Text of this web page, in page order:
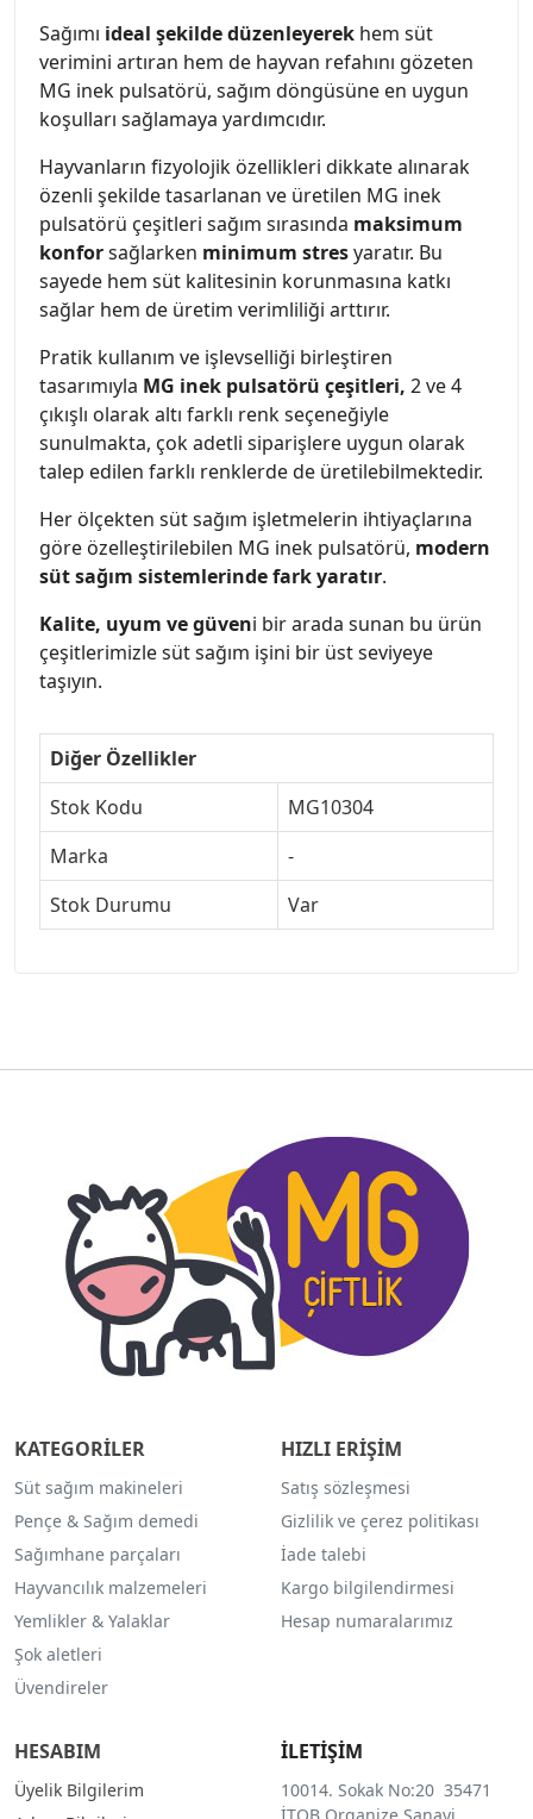
Sağımı ideal şekilde düzenleyerek hem süt
verimini artıran hem de hayvan refahını gözeten
MG inek pulsatörü, sağım döngüsüne en uygun
koşulları sağlamaya yardımcıdır.
Hayvanların fizyolojik özellikleri dikkate alınarak
özenli şekilde tasarlanan ve üretilen MG inek
pulsatörü çeşitleri sağım sırasında maksimum
konforsağlarken minimum stresyaratır. Bu
sayede hem süt kalitesinin korunmasına katkı
sağlar hem de üretim verimliliği arttırır.
Pratik kullanım ve işlevselliği birleştiren
tasarımıyla MG inek pulsatörü çeşitleri, 2 ve 4
çıkışlı olarak altı farklı renk seçeneğiyle
sunulmakta, çok adetli siparişlere uygun olarak
talep edilen farklı renklerde de üretilebilmektedir.
Her ölçekten süt sağım işletmelerin ihtiyaçlarına
göre özelleştirilebilen MG inek pulsatörü, modern
süt sağım sistemlerinde fark yaratır.
Kalite, uyum ve güveni bir arada sunan bu ürün
çeşitlerimizle süt sağım işini bir üst seviyeye
taşıyın.
Diğer Özellikler
Stok Kodu
MG10304
Marka
-
Stok Durumu
Var
KATEGORİLER
Süt sağım makineleri
Pençe & Sağım demedi
Sağımhane parçaları
Hayvancılık malzemeleri
Yemlikler & Yalaklar
Şok aletleri
Üvendireler
HIZLI ERİŞİM
Satış sözleşmesi
Gizlilik ve çerez politikası
İade talebi
Kargo bilgilendirmesi
Hesap numaralarımız
HESABIM
Üyelik Bilgilerim
İLETİŞİM
10014. Sokak No:20 35471